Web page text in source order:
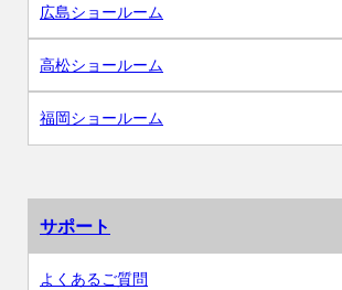
広島ショールーム
高松ショールーム
福岡ショールーム
サポート
よくあるご質問